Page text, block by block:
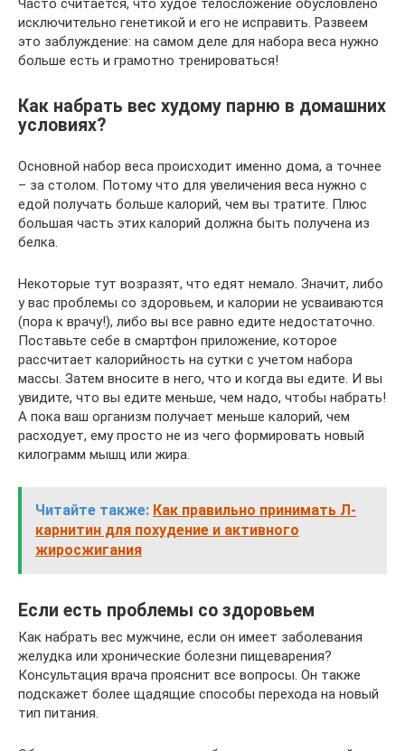
Часто считается, что худое телосложение обусловлено
исключительно генетикой и его не исправить. Развеем
это заблуждение: на самом деле для набора веса нужно
больше есть и грамотно тренироваться!
Как набрать вес худому парню в домашних
условиях?
Основной набор веса происходит именно дома, а точнее
– за столом. Потому что для увеличения веса нужно с
едой получать больше калорий, чем вы тратите. Плюс
большая часть этих калорий должна быть получена из
белка.
Некоторые тут возразят, что едят немало. Значит, либо
у вас проблемы со здоровьем, и калории не усваиваются
(пора к врачу!), либо вы все равно едите недостаточно.
Поставьте себе в смартфон приложение, которое
рассчитает калорийность на сутки с учетом набора
массы. Затем вносите в него, что и когда вы едите. И вы
увидите, что вы едите меньше, чем надо, чтобы набрать!
А пока ваш организм получает меньше калорий, чем
расходует, ему просто не из чего формировать новый
килограмм мышц или жира.
Читайте также: Как правильно принимать Л-
карнитин для похудение и активного
жиросжигания
Если есть проблемы со здоровьем
Как набрать вес мужчине, если он имеет заболевания
желудка или хронические болезни пищеварения?
Консультация врача прояснит все вопросы. Он также
подскажет более щадящие способы перехода на новый
тип питания.